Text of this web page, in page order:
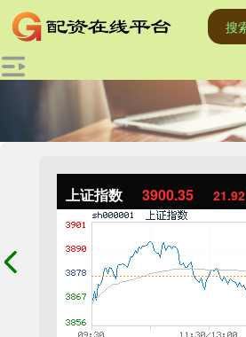
上证指数 3900.35 21.92